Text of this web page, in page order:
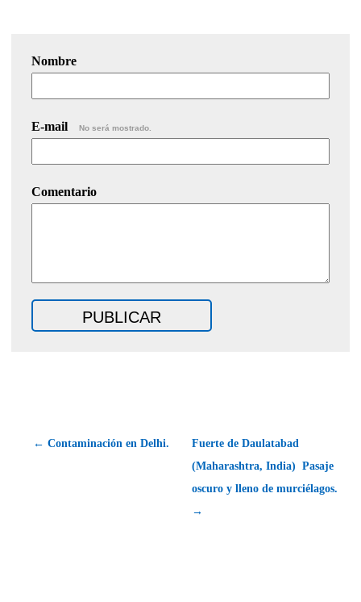
Nombre
E-mail No será mostrado.
Comentario
← Contaminación en Delhi.
Fuerte de Daulatabad
(Maharashtra, India)  Pasaje
oscuro y lleno de murciélagos.
→